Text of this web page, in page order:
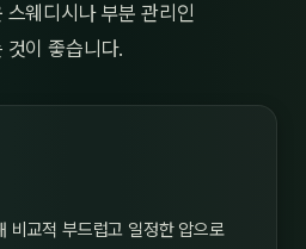
웨디시나 부분 관리인
것이 좋습니다.
비교적 부드럽고 일정한 압으로